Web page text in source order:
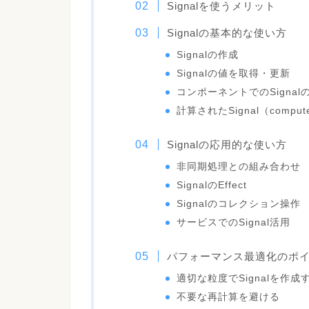
Signalを使うメリット
Signalの基本的な使い方
Signalの作成
Signalの値を取得・更新
コンポーネントでのSignal
計算されたSignal（
Signalの応用的な使い方
非同期処理との組み合わせ
SignalのEffect
Signalのコレクション操作
サービスでのSignal活用
パフォーマンス最適化のポ
適切な粒度でSignalを作成
不要な再計算を避ける